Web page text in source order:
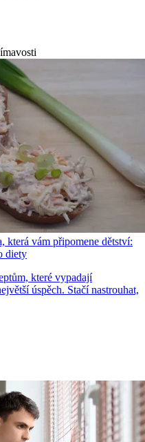
která vám připomene dětství:
diety
které vypadají
úspěch. Stačí nastrouhat,